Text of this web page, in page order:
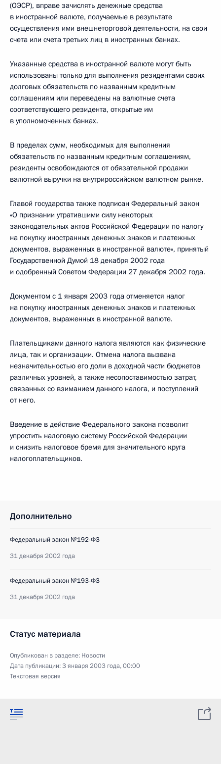
(ОЭСР), вправе зачислять денежные средства
в иностранной валюте, получаемые в результате
осуществления ими внешнеторговой деятельности, на свои
счета или счета третьих лиц в иностранных банках.
Указанные средства в иностранной валюте могут быть
использованы только для выполнения резидентами своих
долговых обязательств по названным кредитным
соглашениям или переведены на валютные счета
соответствующего резидента, открытые им
в уполномоченных банках.
В пределах сумм, необходимых для выполнения
обязательств по названным кредитным соглашениям,
резиденты освобождаются от обязательной продажи
валютной выручки на внутрироссийском валютном рынке.
Главой государства также подписан Федеральный закон
«О признании утратившими силу некоторых
законодательных актов Российской Федерации по налогу
на покупку иностранных денежных знаков и платежных
документов, выраженных в иностранной валюте», принятый
Государственной Думой 18 декабря 2002 года
и одобренный Советом Федерации 27 декабря 2002 года.
Документом с 1 января 2003 года отменяется налог
на покупку иностранных денежных знаков и платежных
документов, выраженных в иностранной валюте.
Плательщиками данного налога являются как физические
лица, так и организации. Отмена налога вызвана
незначительностью его доли в доходной части бюджетов
различных уровней, а также несопоставимостью затрат,
связанных со взиманием данного налога, и поступлений
от него.
Введение в действие Федерального закона позволит
упростить налоговую систему Российской Федерации
и снизить налоговое бремя для значительного круга
налогоплательщиков.
Дополнительно
Федеральный закон №192-ФЗ
31 декабря 2002 года
Федеральный закон №193-ФЗ
31 декабря 2002 года
Статус материала
Опубликован в разделе: Новости
Дата публикации:3 января 2003 года, 00:00
Текстовая версия